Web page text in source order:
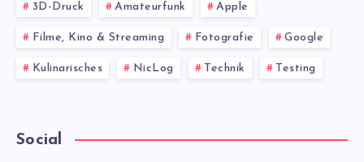
3D-Druck Amateurfunk Apple
Filme, Kino & Streaming Fotografie Google
Kulinarisches NicLog Technik Testing
Social